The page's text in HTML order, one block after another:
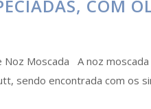
COM
Noz Moscada A noz
sendo encontrada com os